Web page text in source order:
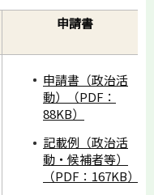
申請書
申請書（政治活
動）（PDF：
88KB）
記載例（政治活
動・候補者等）
（PDF：167KB）